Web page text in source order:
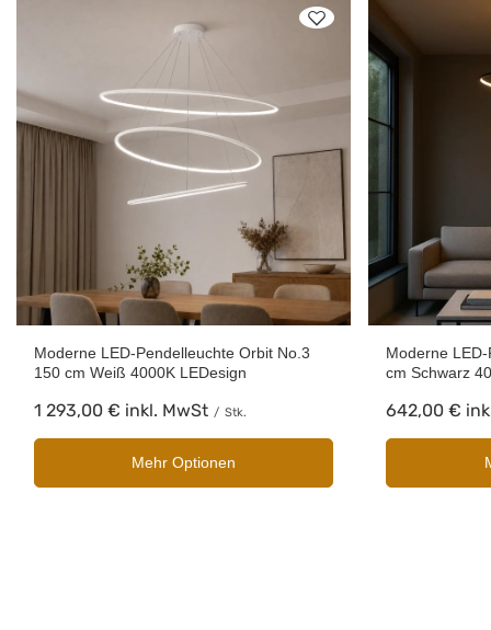
Moderne LED-Pendelleuchte Orbit No.3
150 cm Weiß 4000K LEDesign
1 293,00 € inkl. MwSt / Stk.
Mehr Optionen
Moderne
cm Schwarz
642,00 €